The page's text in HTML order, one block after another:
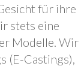
für ihre
stets eine
Modelle. Wir
(E-Castings),